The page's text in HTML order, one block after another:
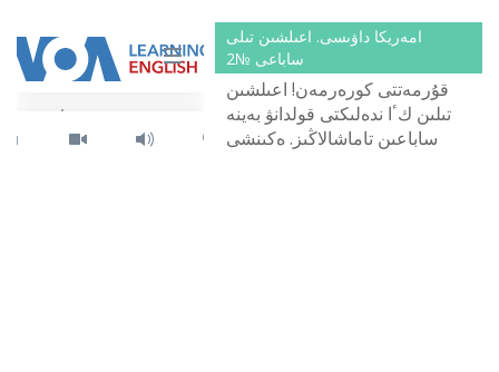
كەلدىڭىز. دىبىستاۋ تىلى:
اعىلشىنشا.
امەريكا داۋىسى. اعىلشىن تىلى
ساباعى №2
قۇرمەتتى كورەرمەن! اعىلشىن
تىلىن كٴا ندەلىكتى قولدانۋ بەينە
ساباعىن تاماشالاڭىز. ەكىنشى